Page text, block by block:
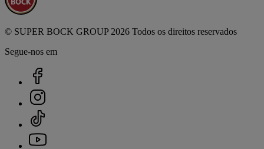
© SUPER BOCK GROUP 2026 Todos os direitos reservados
Segue-nos em